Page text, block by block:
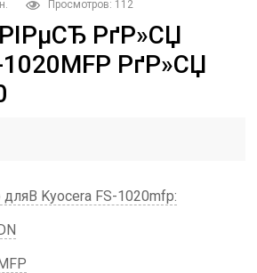
Просмотров: 112
РґР»СЏ
1020MFP РґР»СЏ
Kyocera FS-1020mfp: